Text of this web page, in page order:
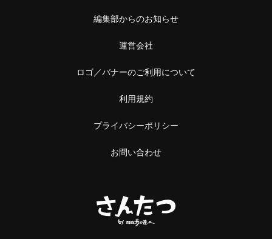
編集部からのお知らせ
運営会社
ロゴ／バナーのご利用について
利用規約
プライバシーポリシー
お問い合わせ